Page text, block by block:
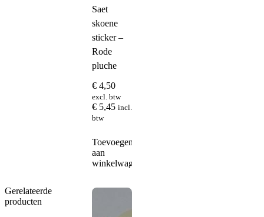
Saet
skoene
sticker –
Rode
pluche
€ 4,50
excl. btw
€ 5,45 incl.
btw
Toevoegen
aan
winkelwagen
Gerelateerde
producten